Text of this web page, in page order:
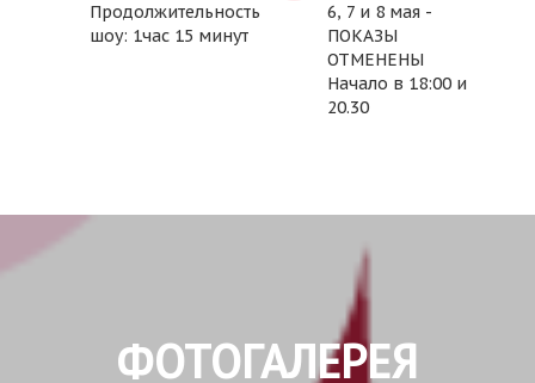
Продолжительность
шоу: 1час 15 минут
6, 7 и 8 мая -
ПОКАЗЫ
ОТМЕНЕНЫ
Начало в 18:00 и
20.30
ФОТОГАЛЕРЕЯ